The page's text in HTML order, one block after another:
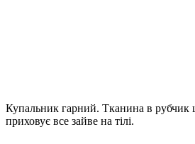
Купальник гарний. Тканина в рубчик
приховує все зайве на тілі.